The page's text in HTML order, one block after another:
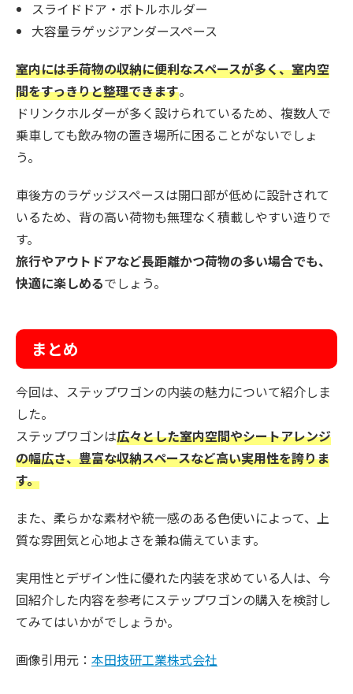
スライドドア・ボトルホルダー
大容量ラゲッジアンダースペース
室内には手荷物の収納に便利なスペースが多く、室内空
間をすっきりと整理できます。
ドリンクホルダーが多く設けられているため、複数人で
乗車しても飲み物の置き場所に困ることがないでしょ
う。
車後方のラゲッジスペースは開口部が低めに設計されて
いるため、背の高い荷物も無理なく積載しやすい造りで
す。
旅行やアウトドアなど長距離かつ荷物の多い場合でも、
快適に楽しめるでしょう。
まとめ
今回は、ステップワゴンの内装の魅力について紹介しま
した。
ステップワゴンは広々とした室内空間やシートアレンジ
の幅広さ、豊富な収納スペースなど高い実用性を誇りま
す。
また、柔らかな素材や統一感のある色使いによって、上
質な雰囲気と心地よさを兼ね備えています。
実用性とデザイン性に優れた内装を求めている人は、今
回紹介した内容を参考にステップワゴンの購入を検討し
てみてはいかがでしょうか。
画像引用元： 本田技研工業株式会社